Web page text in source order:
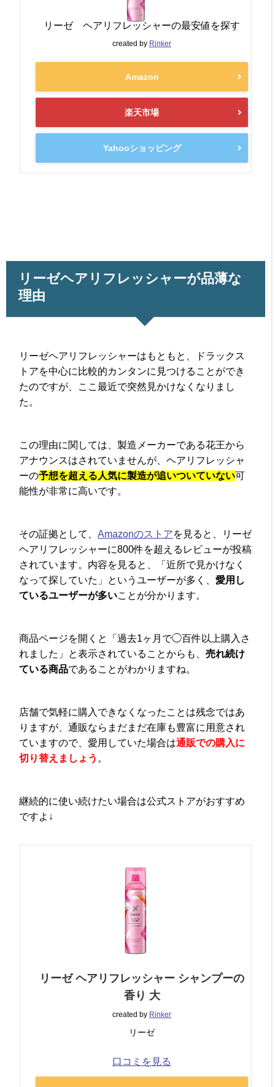
リーゼ ヘアリフレッシャーの最安値を探す
created by Rinker
Amazon
楽天市場
Yahooショッピング
リーゼヘアリフレッシャーが品薄な
理由
リーゼヘアリフレッシャーはもともと、ドラックス
トアを中心に比較的カンタンに見つけることができ
たのですが、ここ最近で突然見かけなくなりまし
た。
この理由に関しては、製造メーカーである花王から
アナウンスはされていませんが、ヘアリフレッシャ
ーの予想を超える人気に製造が追いついていない可
能性が非常に高いです。
その証拠として、Amazonのストアを見ると、リーゼ
ヘアリフレッシャーに800件を超えるレビューが投稿
されています。内容を見ると、「近所で見かけなく
なって探していた」というユーザーが多く、愛用し
ているユーザーが多いことが分かります。
商品ページを開くと「過去1ヶ月で◯百件以上購入さ
れました」と表示されていることからも、売れ続け
ている商品であることがわかりますね。
店舗で気軽に購入できなくなったことは残念ではあ
りますが、通販ならまだまだ在庫も豊富に用意され
ていますので、愛用していた場合は通販での購入に
切り替えましょう 。
継続的に使い続けたい場合は公式ストアがおすすめ
ですよ↓
リーゼ ヘアリフレッシャー シャンプーの
香り 大
created by Rinker
リーゼ
口コミを見る